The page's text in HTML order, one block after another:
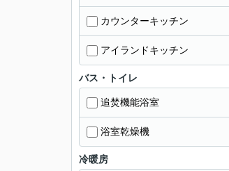
カウンターキッチン
アイランドキッチン
バス・トイレ
追焚機能浴室
浴室乾燥機
冷暖房